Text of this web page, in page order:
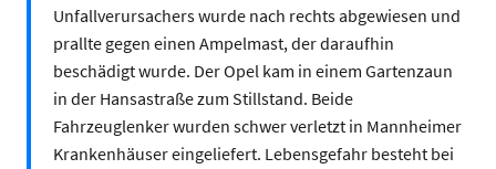
Unfallverursachers wurde nach rechts abgewiesen und
prallte gegen einen Ampelmast, der daraufhin
beschädigt wurde. Der Opel kam in einem Gartenzaun
in der Hansastraße zum Stillstand. Beide
Fahrzeuglenker wurden schwer verletzt in Mannheimer
Krankenhäuser eingeliefert. Lebensgefahr besteht bei